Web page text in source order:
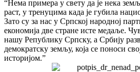
“Нема примера у свету да је нека
раст, у тренуцима када је губила
Зато су за нас у Српској народној
економија две стране исте медаље.
нашу Републику Српску, а Србију
демократску земљу, која се поноси
историјом.”